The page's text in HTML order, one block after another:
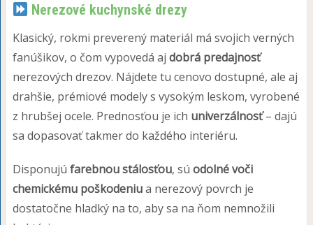
Nerezové kuchynské drezy
Klasický, rokmi preverený materiál má svojich verných
fanúšikov, o čom vypovedá aj dobrá predajnosť
nerezových drezov. Nájdete tu cenovo dostupné, ale aj
drahšie, prémiové modely s vysokým leskom, vyrobené
z hrubšej ocele. Prednosťou je ich univerzálnosť– dajú
sa dopasovať takmer do každého interiéru.
Disponujú farebnou stálosťou, sú odolné voči
chemickému poškodeniua nerezový povrch je
dostatočne hladký na to, aby sa na ňom nemnožili